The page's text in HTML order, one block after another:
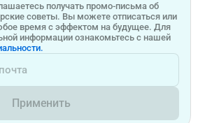
получать промо-письма об
советы. Вы можете отписаться или
время с эффектом на будущее. Для
информации ознакомьтесь с нашей
Применить